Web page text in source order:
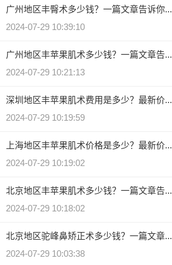
广州地区丰臀术多少钱？一篇文章告诉你...
2024-07-29 10:39:10
广州地区丰苹果肌术多少钱？一篇文章告...
2024-07-29 10:21:13
深圳地区丰苹果肌术费用是多少？最新价...
2024-07-29 10:19:59
上海地区丰苹果肌术价格是多少？最新价...
2024-07-29 10:19:02
北京地区丰苹果肌术多少钱？一篇文章告...
2024-07-29 10:18:02
北京地区驼峰鼻矫正术多少钱？一篇文章...
2024-07-29 10:03:38